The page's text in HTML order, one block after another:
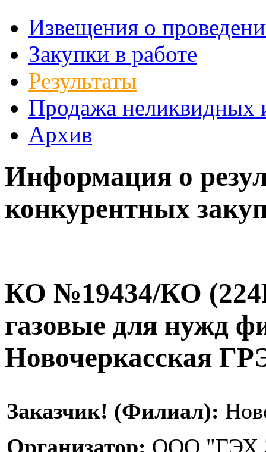
Извещения о
Закупки в работе
Результаты
Продажа
Архив
Информация о
конкурентных
КО №19434/КО
газовые для нужд
Новочеркасская
Заказчик! (Филиал):
Организатор: ООО "ГЭХ